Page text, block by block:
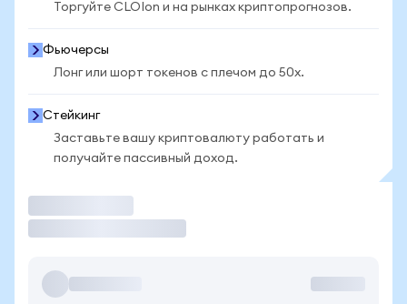
Торгуйте CLOIon и на рынках криптопрогнозов.
Фьючерсы
Лонг или шорт токенов с плечом до 50x.
Стейкинг
Заставьте вашу криптовалюту работать и
получайте пассивный доход.